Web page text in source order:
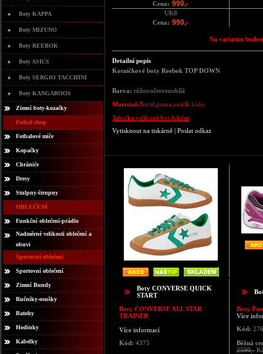
Boty KAPPA
Boty MIZUNO
Boty REEBOK
Boty ASICS
Boty SERGIO TACCHINI
Boty KANGAROOS
Zimní boty-kozačky
Fotbal shop
Fotbalové míče
Kopačky
Chrániče
Dresy
Stulpny-štrupny
OBLEČENÍ
Funkční oblečení-prádlo
Nadměrné velikosti oblečení a
obuvi
Sportovní oblečení
Sportovní oblečení
Zimní Bundy
Ručníky-osušky
Batohy
Hodinky
Kabelky
Cena: 990,-
UK8
Cena: 990,-
Na variantu
Detailní popis
Kotníčkové boty Reebok TOP DOWN
Barva: růžovočervenobílá
Material:Textil,guma,umělá kůže.
Tabulka velikostí bot Adidas
Vytisknout na tiskárně | Poslat odkaz
Boty CONVERSE QUICK
START
Boty CONVERSE ALL STAR
TRAINER
Více informací
Kód: 4375
Boty
Více
Kód:
Běžná
2590,-